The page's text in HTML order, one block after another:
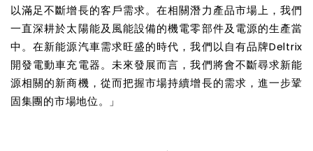
以滿足不斷增長的客戶需求。在相關潛力產品市場上，我們
一直深耕於太陽能及風能設備的機電零部件及電源的生產當
中。在新能源汽車需求旺盛的時代，我們以自有品牌Deltrix
開發電動車充電器。未來發展而言，我們將會不斷尋求新能
源相關的新商機，從而把握市場持續增長的需求，進一步鞏
固集團的市場地位。」